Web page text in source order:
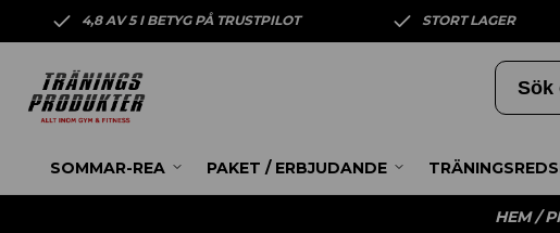
4,8 AV 5 I BETYG PÅ TRUSTPILOT STORT LAGER
SOMMAR-REA PAKET / ERBJUDANDE
HEM/